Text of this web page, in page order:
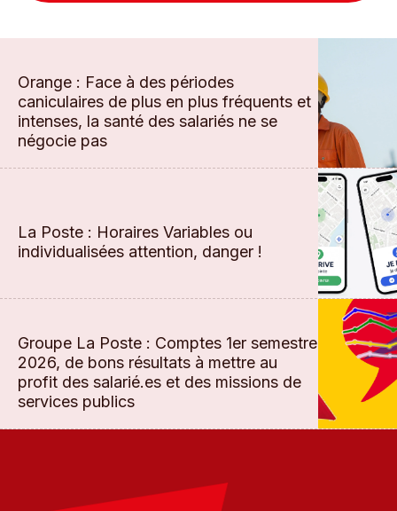
Orange : Face à des périodes
caniculaires de plus en plus fréquents et
intenses, la santé des salariés ne se
négocie pas
La Poste : Horaires Variables ou
individualisées attention, danger !
Groupe La Poste : Comptes 1er semestre
2026, de bons résultats à mettre au
profit des salarié.es et des missions de
services publics